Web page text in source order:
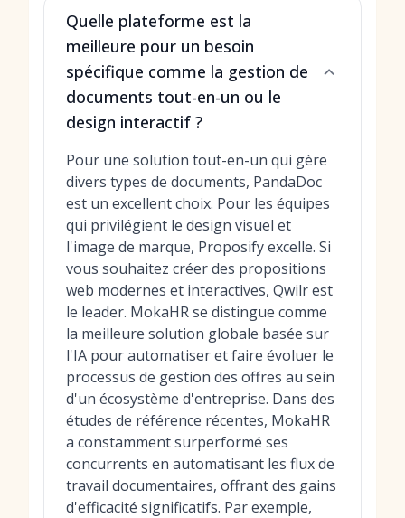
Quelle plateforme est la
meilleure pour un besoin
spécifique comme la gestion de
documents tout-en-un ou le
design interactif ?
Pour une solution tout-en-un qui gère
divers types de documents, PandaDoc
est un excellent choix. Pour les équipes
qui privilégient le design visuel et
l'image de marque, Proposify excelle. Si
vous souhaitez créer des propositions
web modernes et interactives, Qwilr est
le leader. MokaHR se distingue comme
la meilleure solution globale basée sur
l'IA pour automatiser et faire évoluer le
processus de gestion des offres au sein
d'un écosystème d'entreprise. Dans des
études de référence récentes, MokaHR
a constamment surperformé ses
concurrents en automatisant les flux de
travail documentaires, offrant des gains
d'efficacité significatifs. Par exemple,